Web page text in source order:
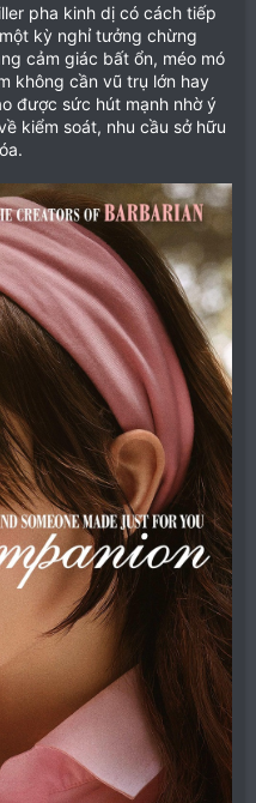
pha kinh dị có cách tiếp
kỳ nghỉ tưởng chừng
cảm giác bất ổn, méo mó
không cần vũ trụ lớn hay
được sức hút mạnh nhờ ý
kiểm soát, nhu cầu sở hữu